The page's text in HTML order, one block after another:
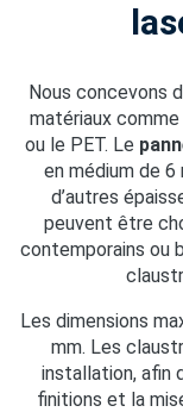
Nous concevons
matériaux
ou le PET. Le
en médium de 6
d’autres
peuvent être
contemporains ou
Les dimensions
mm. Les
installation, afin
finitions et la